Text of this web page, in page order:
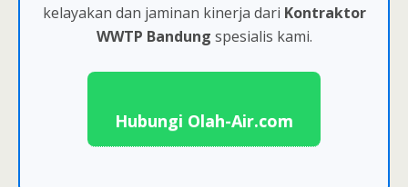
kelayakan dan jaminan kinerja dari Kontraktor
WWTP Bandung spesialis kami.
Hubungi Olah-Air.com